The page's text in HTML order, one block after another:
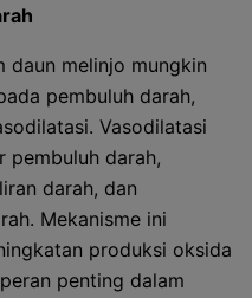
daun melinjo mungkin
pembuluh darah,
Vasodilatasi
pembuluh darah,
darah, dan
Mekanisme ini
produksi oksida
penting dalam